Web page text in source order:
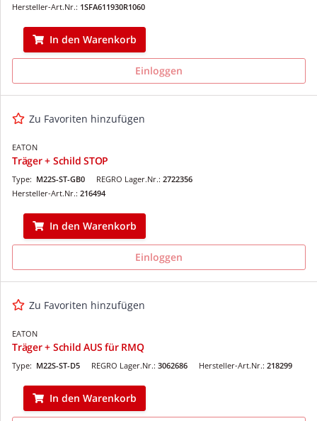
Hersteller-Art.Nr.: 1SFA611930R1060
In den Warenkorb
Einloggen
Zu Favoriten hinzufügen
EATON
Träger + Schild STOP
REGRO Lager.Nr.: 2722356
Type: M22S-ST-GB0
Hersteller-Art.Nr.: 216494
In den Warenkorb
Einloggen
Zu Favoriten hinzufügen
EATON
Träger + Schild AUS für RMQ
REGRO Lager.Nr.: 3062686
Type: M22S-ST-D5 Hersteller-Art.Nr.: 218299
In den Warenkorb